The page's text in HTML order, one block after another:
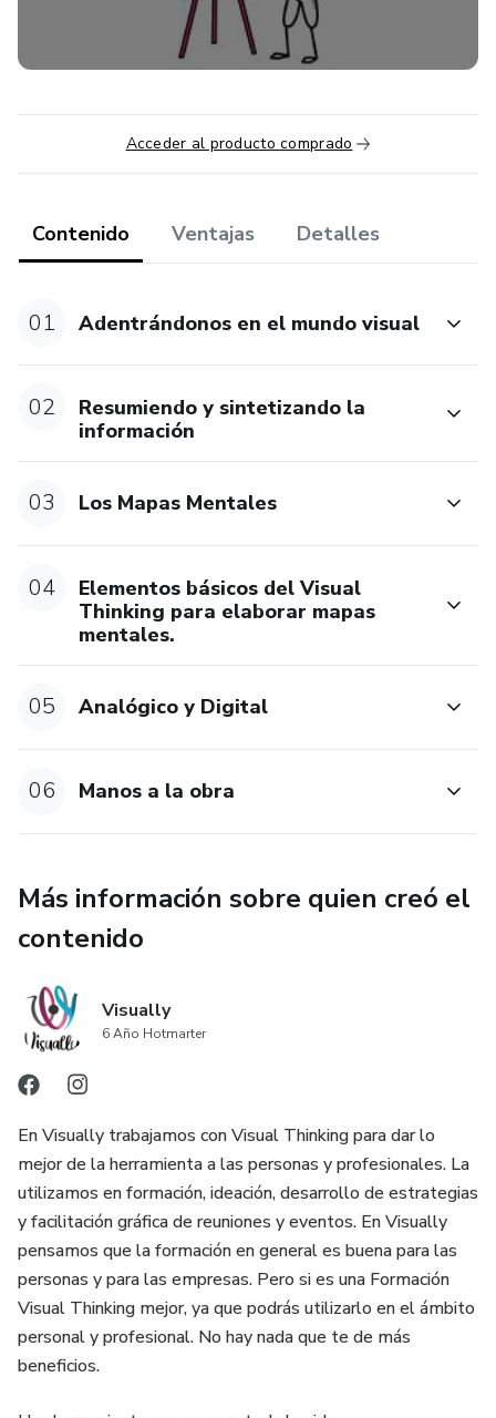
Acceder al producto comprado
Contenido Ventajas Detalles
01 Adentrándonos en el mundo visual
02
Resumiendo y sintetizando la
información
03 Los Mapas Mentales
04
Elementos básicos del Visual
Thinking para elaborar mapas
mentales.
05 Analógico y Digital
06 Manos a la obra
Más información sobre quien creó el
contenido
Visually
6 Año Hotmarter
En Visually trabajamos con Visual Thinking para dar lo
mejor de la herramienta a las personas y profesionales. La
utilizamos en formación, ideación, desarrollo de estrategias
y facilitación gráfica de reuniones y eventos. En Visually
pensamos que la formación en general es buena para las
personas y para las empresas. Pero si es una Formación
Visual Thinking mejor, ya que podrás utilizarlo en el ámbito
personal y profesional. No hay nada que te de más
beneficios.